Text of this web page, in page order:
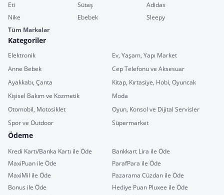
Eti
Sütaş
Adidas
Nike
Ebebek
Sleepy
Tüm Markalar
Kategoriler
Elektronik
Ev, Yaşam, Yapı Market
Anne Bebek
Cep Telefonu ve Aksesuar
Ayakkabı, Çanta
Kitap, Kırtasiye, Hobi, Oyuncak
Kişisel Bakım ve Kozmetik
Moda
Otomobil, Motosiklet
Oyun, Konsol ve Dijital Servisler
Spor ve Outdoor
Süpermarket
Ödeme
Kredi Kartı/Banka Kartı ile Öde
Bankkart Lira ile Öde
MaxiPuan ile Öde
ParafPara ile Öde
MaxiMil ile Öde
Pazarama Cüzdan ile Öde
Bonus ile Öde
Hediye Puan Pluxee ile Öde